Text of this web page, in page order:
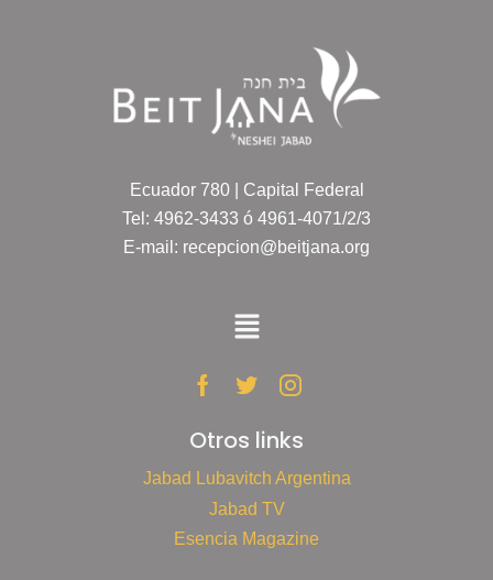
Ecuador 780 | Capital Federal
Tel: 4962-3433 ó 4961-4071/2/3
E-mail: recepcion@beitjana.org
Otros links
Jabad Lubavitch Argentina
Jabad TV
Esencia Magazine